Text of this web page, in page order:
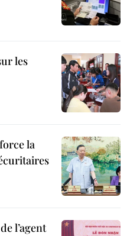
les
la
l’agent